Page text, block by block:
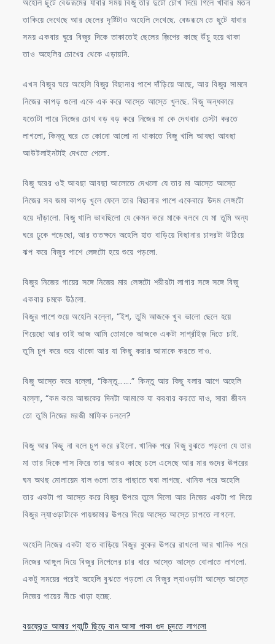
অহেলি ছুটে বেডরূমের যাবার সময় বিজু তার দুটো চোখ দিয়ে গিলে খাবার মতন
তাকিয়ে দেখেছে আর ছেলের দৃষ্টিটাও অহেলি দেখেছে. বেডরূমে তে ছুটে যাবার
সময় একবার ঘুরে বিজুর দিকে তাকাতেই ছেলের জ়িপের কাছে উঁচু হয়ে থাকা
তাও অহেলির চোখের থেকে এড়ায়নি.
এখন বিজুর ঘরে অহেলি বিজুর বিছানার পাশে দাঁড়িয়ে আছে, আর বিজুর সামনে
নিজের কাপড় গুলো একে এক করে আস্তে আস্তে খুলছে. বিজু অন্ধকারে
যতোটা পারে নিজের চোখ বড় বড় করে নিজের মা কে দেখবার চেস্টা করতে
লাগলো, কিন্তু ঘরে তে কোনো আলো না থাকাতে বিজু খালি আবছা আবছা
আউটলাইনটাই দেখতে পেলো.
বিজু ঘরের ওই আবছা আবছা আলোতে দেখলো যে তার মা আস্তে আস্তে
নিজের সব জমা কাপড় খুলে ফেলে তার বিছানার পাশে একেবারে উদম লেঙ্গটো
হয়ে দাঁড়ালো. বিজু খালি ভাবছিলো যে কেমন করে মাকে বলবে যে মা তুমি অন্য
ঘরে ঢুকে পড়েছো, আর ততক্ষনে অহেলি হাত বাড়িয়ে বিছানার চাদরটা উঠিয়ে
ঝপ করে বিজুর পাশে লেঙ্গটো হয়ে শুয়ে পড়লো.
বিজুর নিজের গায়ের সঙ্গে নিজের মার লেঙ্গটো শরীরটা লাগার সঙ্গে সঙ্গে বিজু
একবার চমকে উঠলো.
বিজুর পাশে শুয়ে অহেলি বল্লো, “ইশ, তুমি আজকে খুব ভালো ছেলে হয়ে
গিয়েছো আর তাই আজ আমি তোমাকে আজকে একটা সার্প্রাইজ় দিতে চাই.
তুমি চুপ করে শুয়ে থাকো আর যা কিছু করার আমাকে করতে দাও.
বিজু আস্তে করে বল্লো, “কিন্তু…….” কিন্তু আর কিছু বলার আগে অহেলি
বল্লো, “কম করে আজকের দিনটা আমাকে যা করবার করতে দাও, সারা জীবন
তো তুমি নিজের মরজী মাফিক চললে?
বিজু আর কিছু না বলে চুপ করে রইলো. খানিক পরে বিজু বুঝতে পড়লো যে তার
মা তার দিকে পাস ফিরে তার আরও কাছে চলে এসেছে আর মার গুদের ঊপরের
ঘন অথছ মোলায়েম বাল গুলো তার পাছাতে ঘষা লাগছে. খানিক পরে অহেলি
তার একটা পা আস্তে করে বিজুর ঊপরে তুলে দিলো আর নিজের একটা পা দিয়ে
বিজুর ল্যাওড়াটাকে পায়জামার ঊপরে দিয়ে আস্তে আস্তে চাপতে লাগলো.
অহেলি নিজের একটা হাত বাড়িয়ে বিজুর বুকের ঊপরে রাখলো আর খানিক পরে
নিজের আঙ্গুল দিয়ে বিজুর নিপেলের চার ধারে আস্তে আস্তে বোলাতে লাগলো.
একটু সময়ের পরেই অহেলি বুঝতে পড়লো যে বিজুর ল্যাওড়াটা আস্তে আস্তে
নিজের পায়ের নীচে খাড়া হচ্ছে.
বয়ফ্রেন্ড আমার প্যান্টি ছিড়ে বান আসা পাকা গুদ চুদতে লাগলো